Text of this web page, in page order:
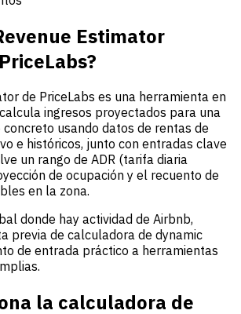
Estimator
de PriceLabs es una herramienta en
ingresos proyectados para una
usando datos de rentas de
e históricos, junto con entradas clave
un rango de ADR (tarifa diaria
de ocupación y el recuento de
en la zona.
donde hay actividad de Airbnb,
previa de calculadora de dynamic
de entrada práctico a herramientas
la calculadora de